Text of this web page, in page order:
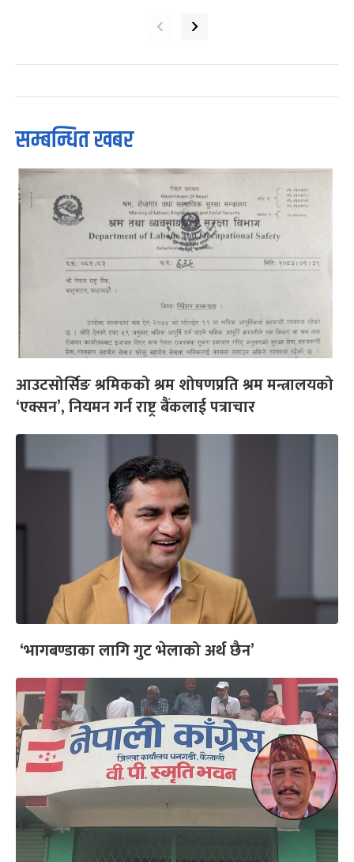
‹ ›
सम्बन्धित खबर
आउटसोर्सिङ श्रमिकको श्रम शोषणप्रति श्रम मन्त्रालयको
‘एक्सन’, नियमन गर्न राष्ट्र बैंकलाई पत्राचार
‘भागबण्डाका लागि गुट भेलाको अर्थ छैन’